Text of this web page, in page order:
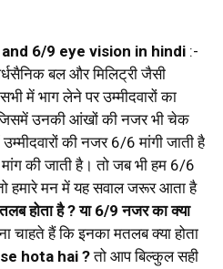
6/9 eye vision in hindi :-
बल और मिलिट्री जैसी
में भाग लेने पर उम्मीदवारों का
उनकी आंखों की नजर भी चेक
की नजर 6/6 मांगी जाती है
की जाती है। तो जब भी हम 6/6
हमारे मन में यह सवाल जरूर आता है
होता है ? या 6/9 नजर का क्या
चाहते हैं कि इनका मतलब क्या होता
hota hai ?तो आप बिल्कुल सही